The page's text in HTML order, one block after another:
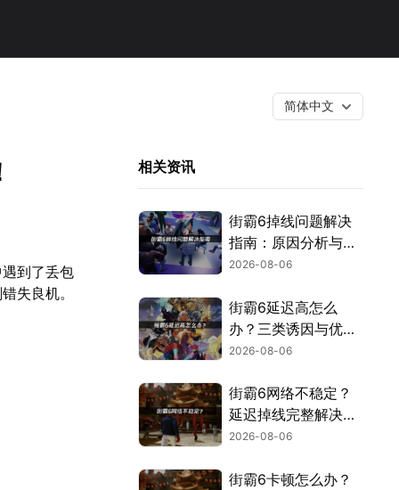
简体中文
到了丢包
失良机。
相关资讯
街霸6掉线问题解决
指南：原因分析与网
络优化技巧！
2026-08-06
街霸6延迟高怎么
办？三类诱因与优化
解决方案！
2026-08-06
街霸6网络不稳定？
延迟掉线完整解决指
南！
2026-08-06
街霸6卡顿怎么办？